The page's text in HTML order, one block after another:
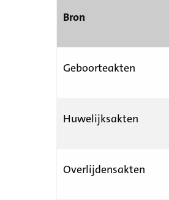
Bron
Geboorteakten
Huwelijksakten
Overlijdensakten